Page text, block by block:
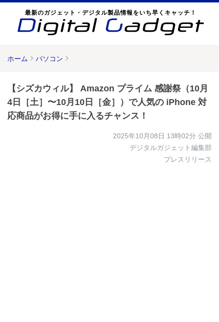
最新のガジェット・デジタル製品情報をいち早くキャッチ！
ホーム パソコン
【シズカウィル】 Amazon プライム 感謝祭（10月
4日［土］〜10月10日［金］）で人気の iPhone 対
応商品がお得に手に入るチャンス！
2025年10月08日 13時02分 公開
デジタルガジェット編集部
プレスリリース